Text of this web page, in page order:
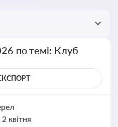
по темі: Клуб
2 квітня